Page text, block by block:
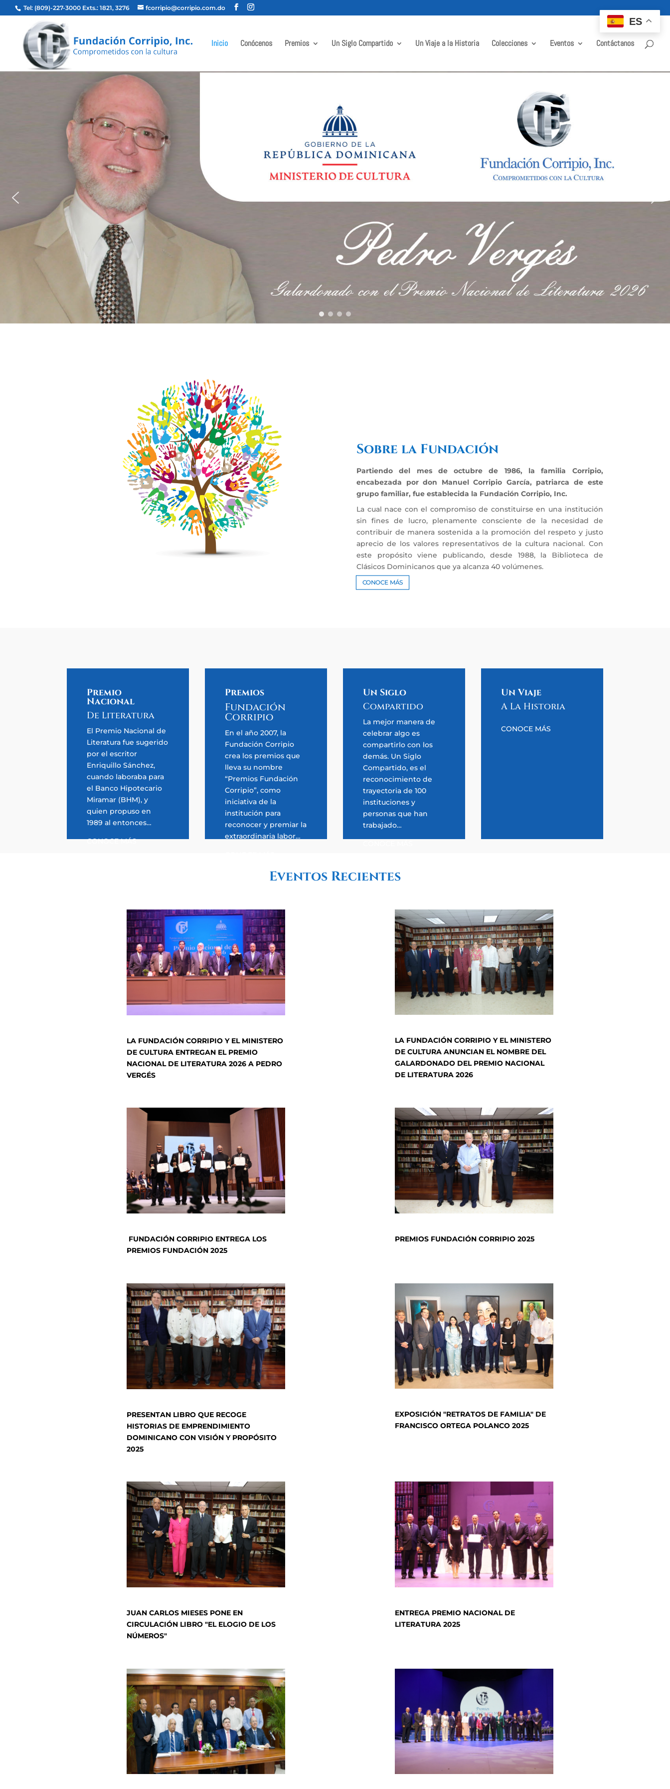
Tel: (809)-227-3000 Exts.: 1821, 3276 fcorripio@corripio.com.do
Inicio Conócenos Premios Un Siglo Compartido Un Viaje a la Historia Colecciones Eventos Contáctanos
Sobre la Fundación
Partiendo del mes de octubre de 1986, la familia Corripio,
encabezada por don Manuel Corripio García, patriarca de este
grupo familiar, fue establecida la Fundación Corripio, Inc.
La cual nace con el compromiso de constituirse en una institución
sin fines de lucro, plenamente consciente de la necesidad de
contribuir de manera sostenida a la promoción del respeto y justo
aprecio de los valores representativos de la cultura nacional. Con
este propósito viene publicando, desde 1988, la Biblioteca de
Clásicos Dominicanos que ya alcanza 40 volúmenes.
CONOCE MÁS
Premio
Nacional
De Literatura
El Premio Nacional de
Literatura fue sugerido
por el escritor
Enriquillo Sánchez,
cuando laboraba para
el Banco Hipotecario
Miramar (BHM), y
quien propuso en
1989 al entonces…
CONOCE MÁS
Premios
Fundación
Corripio
En el año 2007, la
Fundación Corripio
crea los premios que
lleva su nombre
“Premios Fundación
Corripio”, como
iniciativa de la
institución para
reconocer y premiar la
extraordinaria labor…
Un Siglo
Compartido
La mejor manera de
celebrar algo es
compartirlo con los
demás. Un Siglo
Compartido, es el
reconocimiento de
trayectoria de 100
instituciones y
personas que han
trabajado…
Un Viaje
A La Historia
CONOCE MÁS
Eventos Recientes
LA FUNDACIÓN CORRIPIO Y EL MINISTERO
DE CULTURA ENTREGAN EL PREMIO
NACIONAL DE LITERATURA 2026 A PEDRO
VERGÉS
LA FUNDACIÓN CORRIPIO Y EL MINISTERO
DE CULTURA ANUNCIAN EL NOMBRE DEL
GALARDONADO DEL PREMIO NACIONAL
DE LITERATURA 2026
FUNDACIÓN CORRIPIO ENTREGA LOS
PREMIOS FUNDACIÓN 2025
PREMIOS FUNDACIÓN CORRIPIO 2025
PRESENTAN LIBRO QUE RECOGE
HISTORIAS DE EMPRENDIMIENTO
DOMINICANO CON VISIÓN Y PROPÓSITO
2025
EXPOSICIÓN "RETRATOS DE FAMILIA" DE
FRANCISCO ORTEGA POLANCO 2025
JUAN CARLOS MIESES PONE EN
CIRCULACIÓN LIBRO "EL ELOGIO DE LOS
NÚMEROS"
ENTREGA PREMIO NACIONAL DE
LITERATURA 2025
ES